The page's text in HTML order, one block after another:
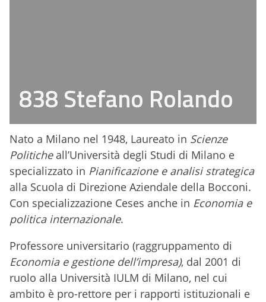
838 Stefano Rolando
Nato a Milano nel 1948, Laureato in Scienze
Politicheall’Università degli Studi di Milano e
specializzato in Pianificazione e analisi strategica
alla Scuola di Direzione Aziendale della Bocconi.
Con specializzazione Ceses anche in Economia e
politica internazionale.
Professore universitario (raggruppamento di
Economia e gestione dell’impresa), dal 2001 di
ruolo alla Università IULM di Milano, nel cui
ambito è pro-rettore per i rapporti istituzionali e